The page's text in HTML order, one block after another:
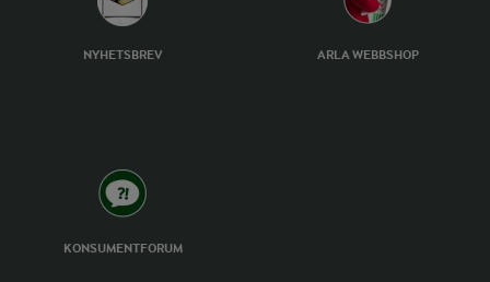
NYHETSBREV ARLA WEBBSHOP
KONSUMENTFORUM